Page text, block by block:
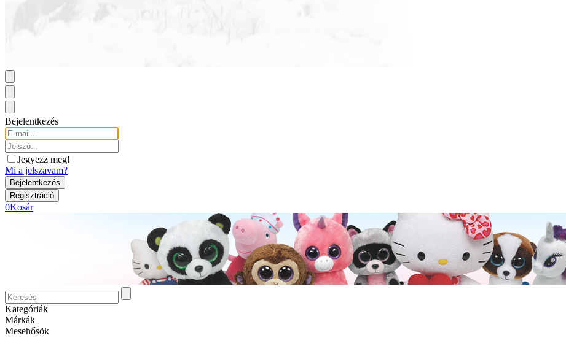
Bejelentkezés
Jegyezz meg!
Mi a jelszavam?
0Kosár
Kategóriák
Márkák
Mesehősök